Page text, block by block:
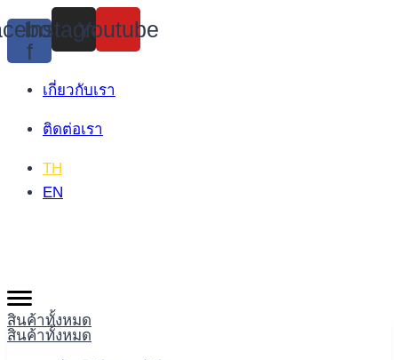
Skip
to
content
f
Instagram
Youtube
เกี่ยวกับเรา
ติดต่อเรา
TH
EN
สินค้าทั้งหมด
สินค้าทั้งหมด